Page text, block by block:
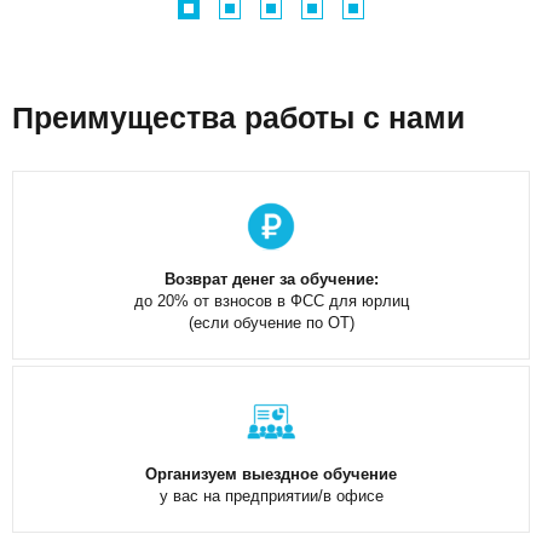
Преимущества работы с нами
Возврат денег за обучение:
до 20% от взносов в ФСС для юрлиц
(если обучение по ОТ)
Организуем выездное обучение
у вас на предприятии/в офисе